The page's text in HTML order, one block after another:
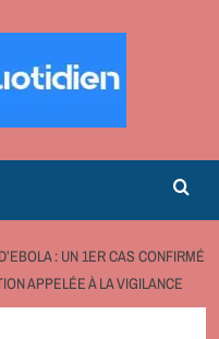
: UN 1ER CAS CONFIRMÉ
APPELÉE À LA VIGILANCE